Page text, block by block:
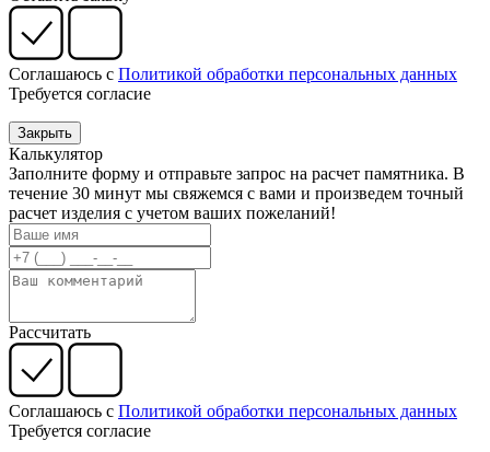
Соглашаюсь с Политикой обработки персональных данных
Требуется согласие
Закрыть
Калькулятор
Заполните форму и отправьте запрос на расчет памятника. В
течение 30 минут мы свяжемся с вами и произведем точный
расчет изделия с учетом ваших пожеланий!
Рассчитать
Соглашаюсь с Политикой обработки персональных данных
Требуется согласие